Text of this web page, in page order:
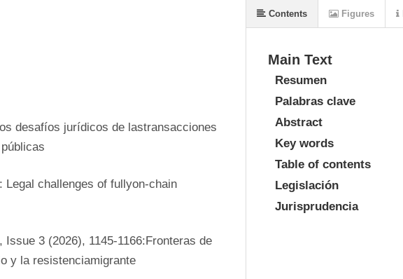
desafíos jurídicos de lastransacciones
públicas
Legal challenges of fullyon-chain
3 (2026), 1145-1166:Fronteras de
y la resistenciamigrante
Main Text
Resumen
Palabras clave
Abstract
Key words
Table of contents
Legislación
Jurisprudencia
Contents Figures